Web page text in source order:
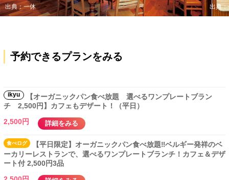
出典：一休 出典
予約できるプランをみる
ikyu
【オーガニックパン食べ放題 選べるワンプレートブラン
チ 2,500円】カフェもデザート！（平日）
2,500円
詳細をみる
食べログ
【平日限定】オーガニックパン食べ放題‼ベルギー発祥のベ
ーカリーレストランで、選べるワンプレートブランチ！カフェ＆デザ
ート付 2,500円3品